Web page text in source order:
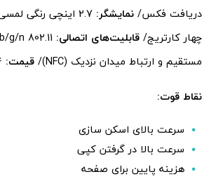
دریافت فکس/ نمایشگر:
چهار کارتریج/ قابلیت‌های اتصالی:
مستقیم و ارتباط میدان نزدیک (NFC)/
قیمت:
نقاط قوت:
سرعت بالای اسکن سازی
سرعت بالا در گرفتن کپی
هزینه پایین برای صفحه